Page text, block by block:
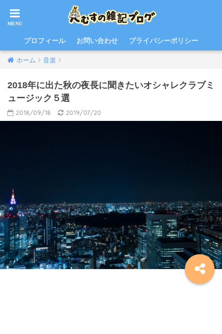
プロフィール お問い合わせ プライバシーポリシー
ホーム 音楽
2018年に出た秋の夜長に聞きたいオシャレクラブミ
ュージック５選
2018/09/18 2019/07/20